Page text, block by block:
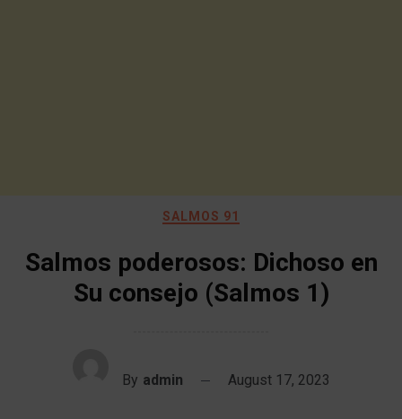
SALMOS 91
Salmos poderosos: Dichoso en
Su consejo (Salmos 1)
By admin August 17, 2023